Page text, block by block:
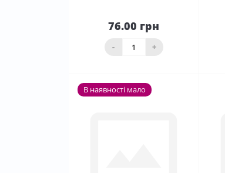
76.00 грн
- +
До
кошика
В наявності мало